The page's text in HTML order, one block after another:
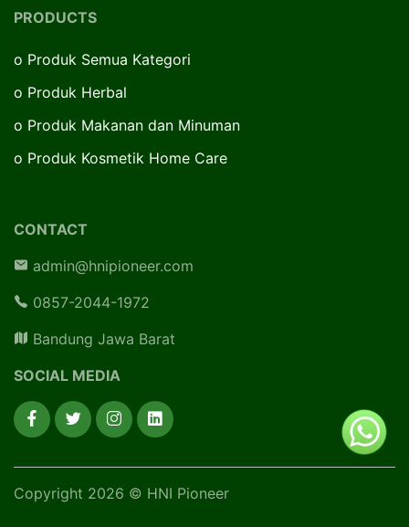
PRODUCTS
o Produk Semua Kategori
o Produk Herbal
o Produk Makanan dan Minuman
o Produk Kosmetik Home Care
CONTACT
admin@hnipioneer.com
0857-2044-1972
Bandung Jawa Barat
SOCIAL MEDIA
Copyright 2026 © HNI Pioneer